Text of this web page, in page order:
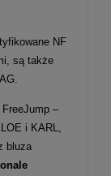
NF
są także
–
i KARL,
bluza